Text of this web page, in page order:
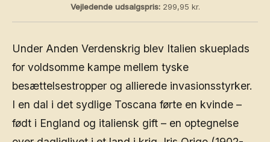
Vejledende udsalgspris:299,95 kr.
Under Anden Verdenskrig blev Italien skueplads
for voldsomme kampe mellem tyske
besættelsestropper og allierede invasionsstyrker.
I en dal i det sydlige Toscana førte en kvinde –
født i England og italiensk gift – en optegnelse